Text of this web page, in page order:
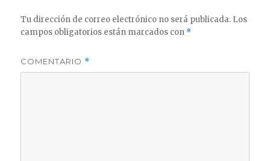
Tu dirección de correo electrónico no será publicada. Los
campos obligatorios están marcados con *
COMENTARIO *